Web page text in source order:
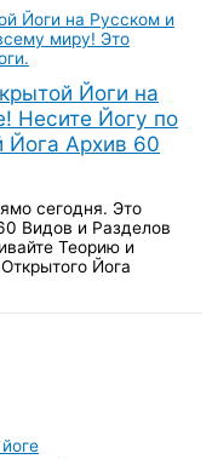
Йоги на
Несите Йогу по
Йога Архив 60
сегодня. Это
Видов и Разделов
Теорию и
Йога